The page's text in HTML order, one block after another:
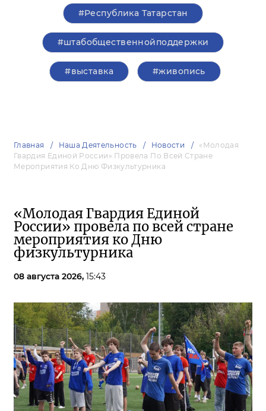
#Республика Татарстан
#штабобщественнойподдержки
#выставка #живопись
Главная Наша Деятельность Новости
«Молодая
Гвардия Единой России» Провела По Всей Стране
Мероприятия Ко Дню Физкультурника
«Молодая Гвардия Единой
России» провела по всей стране
мероприятия ко Дню
физкультурника
08 августа 2026, 15:43